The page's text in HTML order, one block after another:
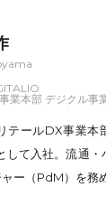
業本部 デジクル事
テールDX事業本
して入社。流通・
ー（PdM）を務